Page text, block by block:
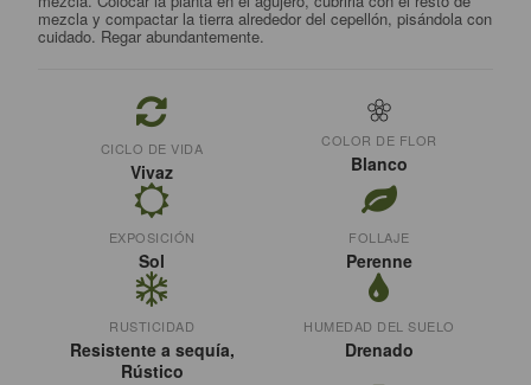
mezcla y compactar la tierra alrededor del cepellón, pisándola con
cuidado. Regar abundantemente.
CICLO DE VIDA
Vivaz
COLOR DE FLOR
Blanco
EXPOSICIÓN
Sol
FOLLAJE
Perenne
RUSTICIDAD
Resistente a sequía,
Rústico
HUMEDAD DEL SUELO
Drenado